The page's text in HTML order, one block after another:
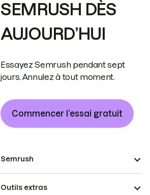
SEMRUSH DÈS
AUJOURD’HUI
Essayez Semrush pendant sept
jours. Annulez à tout moment.
Commencer l’essai gratuit
Semrush
Outils extras